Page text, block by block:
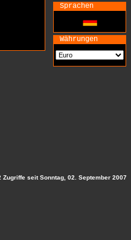
Sprachen
Währungen
Zugriffe seit Sonntag, 02. September 2007